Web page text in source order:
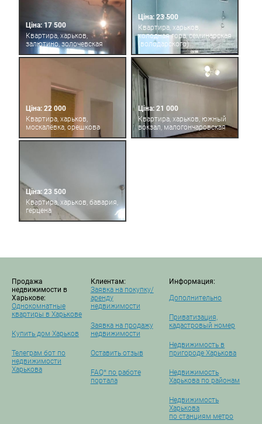
Ціна: 17 500
Квартира, харьков,
залютино, золочевская
Ціна: 23 500
Квартира, харьков,
холодная гора, семинарская
(володарского)
Ціна: 22 000
Квартира, харьков,
москалёвка, орешкова
Ціна: 21 000
Квартира, харьков, южный
вокзал, малогончаровская
Ціна: 23 500
Квартира, харьков, бавария,
герцена
Продажа
недвижимости в
Харькове:
Однокомнатные
квартиры в Харькове
Купить дом Харьков
Телеграм бот по
недвижимости
Харькова
Клиентам:
Заявка на покупку/
аренду
недвижимости
Заявка на продажу
недвижимости
Оставить отзыв
FAQ* по работе
портала
Информация:
Дополнительно
Приватизация,
кадастровый номер
Недвижимость в
пригороде Харькова
Недвижимость
Харькова по районам
Недвижимость
Харькова
по станциям метро